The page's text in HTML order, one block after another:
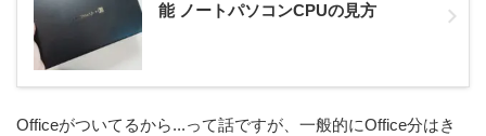
能 ノートパソコンCPUの見方
Officeがついてるから...って話ですが、一般的にOffice分はき